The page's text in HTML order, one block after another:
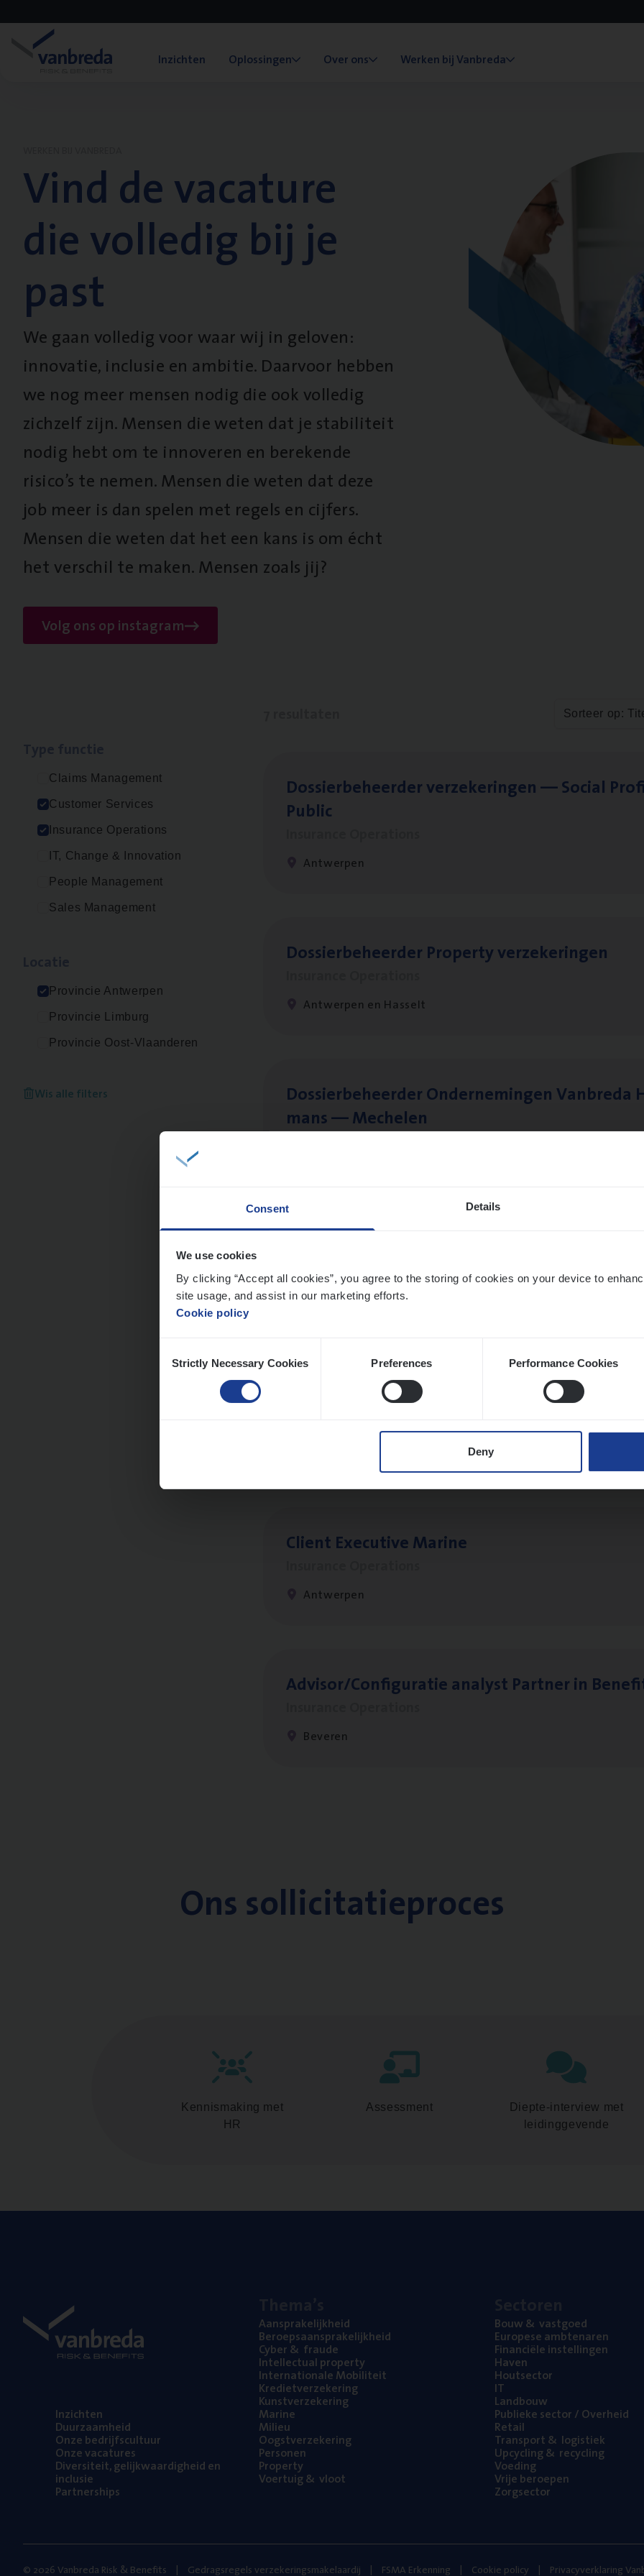
Consent Details
We use cookies
By clicking “Accept all cookies”, you agree to the storing of cookies on your device to
site usage, and assist in our marketing efforts.
Cookie policy
Selection
Strictly Necessary Cookies Preferences Performance Cookies
Deny
Inzichten Oplossingen Over ons Werken bij Vanbreda
Vind de vacature
die volledig bij je
past
We gaan volledig voor waar wij in geloven:
innovatie, inclusie en ambitie. Daarvoor hebben
we nog meer mensen nodig die ook volledig
zichzelf zijn. Mensen die weten dat je stabiliteit
nodig hebt om te innoveren en berekende
risico’s te nemen. Mensen die weten dat deze
job meer is dan spelen met regels en cijfers.
Mensen die weten dat het een kans is om écht
het verschil te maken. Mensen zoals jij?
Volg ons op instagram
Claims Management
Customer Services
Insurance Operations
IT, Change & Innovation
People Management
Sales Management
Provincie Antwerpen
Provincie Limburg
Provincie Oost-Vlaanderen
Wis alle filters
Sorteer op:
Dos­sier­be­heer­der ver­ze­ke­rin­gen — Soci­al
Public
Antwerpen
Dos­sier­be­heer­der Pro­per­ty verzekeringen
Antwerpen en Hasselt
Dos­sier­be­heer­der Onder­ne­min­gen Van­b­re­da
mans — Mechelen
Insurance Operations
Cus­to­mer Care Expert
Client Exe­cu­ti­ve Marine
Antwerpen
Advisor/​Configuratie ana­lyst Part­ner in
Beveren
Ons sollicitatieproces
Kennismaking met
HR
Assessment
Diepte-interview met
leidinggevende
Inzich­ten
Duur­zaam­heid
Onze bedrijfs­cul­tuur
Onze vaca­tu­res
Diver­si­teit, gelijk­waar­dig­heid en
inclusie
Part­ner­ships
Aan­spra­ke­lijk­heid
Beroeps­aan­spra­ke­lijk­heid
Cyber& fraude
Intel­lec­tu­al property
Inter­na­ti­o­na­le Mobiliteit
Kre­diet­ver­ze­ke­ring
Kunst­ver­ze­ke­ring
Mari­ne
Mili­eu
Oogst­ver­ze­ke­ring
Per­so­nen
Pro­per­ty
Voer­tuig& vloot
Bouw& vastgoed
Euro­pe­se ambtenaren
Finan­ci­ë­le instellingen
Haven
Hout­sec­tor
IT
Land­bouw
Publie­ke sec­tor / Overheid
Retail
Trans­port& logistiek
Upcy­cling& recycling
Voe­ding
Vrije beroe­pen
Zorg­sec­tor
© 2026 Vanbreda Risk & Benefits Gedragsregels verzekeringsmakelaardij FSMA Erkenning Cookie policy Privacyverklaring